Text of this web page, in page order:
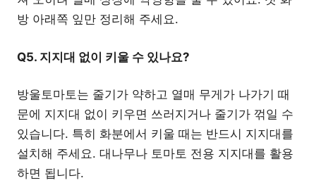
방 아래쪽 잎만 정리해 주세요.
Q5. 지지대 없이 키울 수 있나요?
방울토마토는 줄기가 약하고 열매 무게가 나가기 때
문에 지지대 없이 키우면 쓰러지거나 줄기가 꺾일 수
있습니다. 특히 화분에서 키울 때는 반드시 지지대를
설치해 주세요. 대나무나 토마토 전용 지지대를 활용
하면 됩니다.